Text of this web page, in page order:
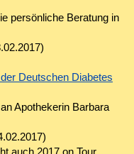
persönliche Beratung in
Deutschen Diabetes
Apothekerin Barbara
auch 2017 on Tour